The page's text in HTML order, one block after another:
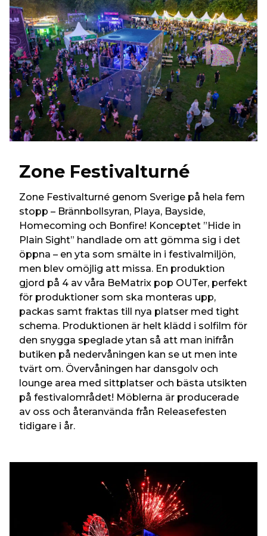
Zone Festivalturné
Zone Festivalturné genom Sverige på hela fem
stopp – Brännbollsyran, Playa, Bayside,
Homecoming och Bonfire! Konceptet ”Hide in
Plain Sight” handlade om att gömma sig i det
öppna – en yta som smälte in i festivalmiljön,
men blev omöjlig att missa. En produktion
gjord på 4 av våra BeMatrix pop OUTer, perfekt
för produktioner som ska monteras upp,
packas samt fraktas till nya platser med tight
schema. Produktionen är helt klädd i solfilm för
den snygga speglade ytan så att man inifrån
butiken på nedervåningen kan se ut men inte
tvärt om. Övervåningen har dansgolv och
lounge area med sittplatser och bästa utsikten
på festivalområdet! Möblerna är producerade
av oss och återanvända från Releasefesten
tidigare i år.